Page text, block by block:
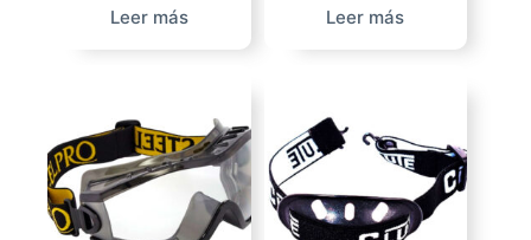
Leer más Leer más